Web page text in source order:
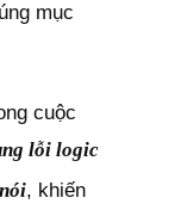
mục
cuộc
lỗi logic
, khiến